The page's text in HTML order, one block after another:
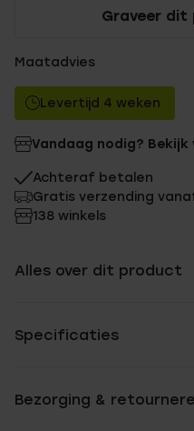
Graveer
Maatadvies
Levertijd 4 weken
Vandaag nodig? Bekijk
Achteraf betalen
Gratis verzending
138 winkels
Alles over dit product
Specificaties
Bezorging &